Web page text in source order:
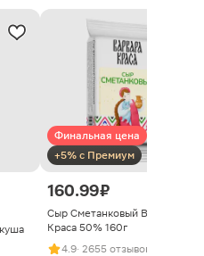
Финальная цена
+5% с Премиум
160.99 ₽
Сыр Сметанковый Варвара
Краса 50% 160г
4.9· 2655 отзывов